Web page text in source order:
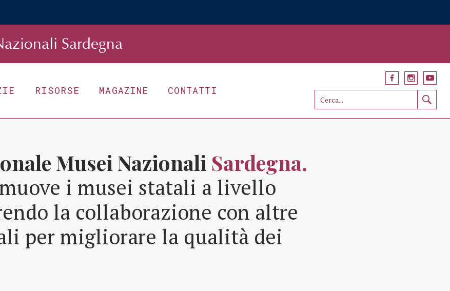
Sardegna
RISORSE MAGAZINE CONTATTI
Musei Nazionali Sardegna.
i musei statali a livello
la collaborazione con altre
per migliorare la qualità dei